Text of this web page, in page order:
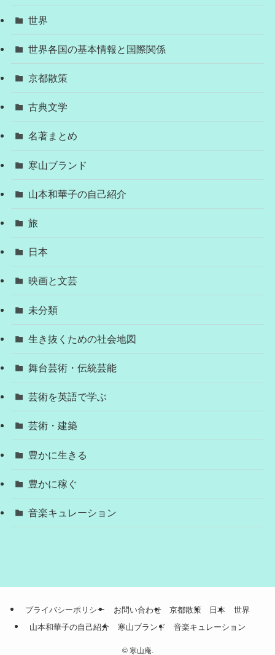
世界
世界各国の基本情報と国際関係
京都散策
古典文学
名著まとめ
寒山ブランド
山本和華子の自己紹介
旅
日本
映画と文芸
未分類
生き抜くための社会地図
舞台芸術・伝統芸能
芸術を英語で学ぶ
芸術・建築
豊かに生きる
豊かに稼ぐ
音楽キュレーション
プライバシーポリシー お問い合わせ 京都散策 日本
世界
山本和華子の自己紹介
寒山ブランド 音楽キュレーション
©寒山庵.